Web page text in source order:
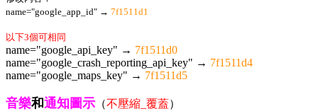
name="google_app_id" → 7f1511d1
以下3個可相同
name="google_api_key" → 7f1511d0
name="google_crash_reporting_api_key" → 7f1511d4
name="google_maps_key" → 7f1511d5
音樂和通知圖示 （不壓縮_覆蓋）